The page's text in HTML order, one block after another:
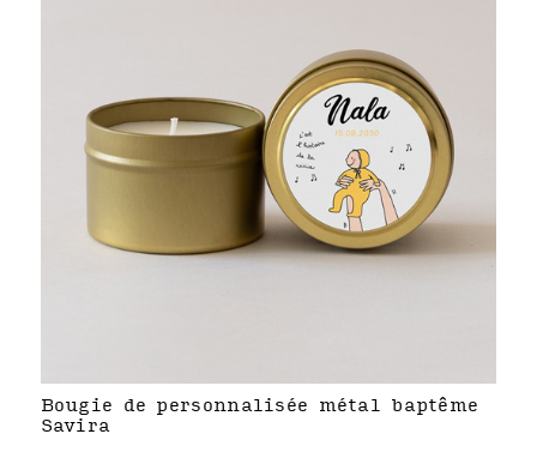
Bougie de personnalisée métal baptême
Savira